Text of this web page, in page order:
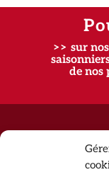
>> sur
de nos